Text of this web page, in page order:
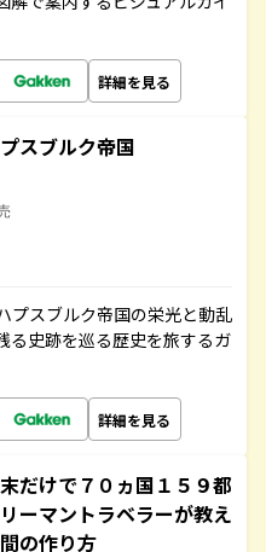
詳細を見る
スブルク帝国
プスブルク帝国の栄光と動乱
る史跡を巡る歴史を旅するガ
詳細を見る
だけで７０ヵ国１５９都
ーマントラベラーが教え
の作り方